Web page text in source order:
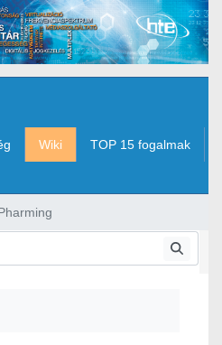
Wiki TOP 15 fogalmak